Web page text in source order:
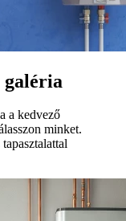
galéria
a kedvező
minket.